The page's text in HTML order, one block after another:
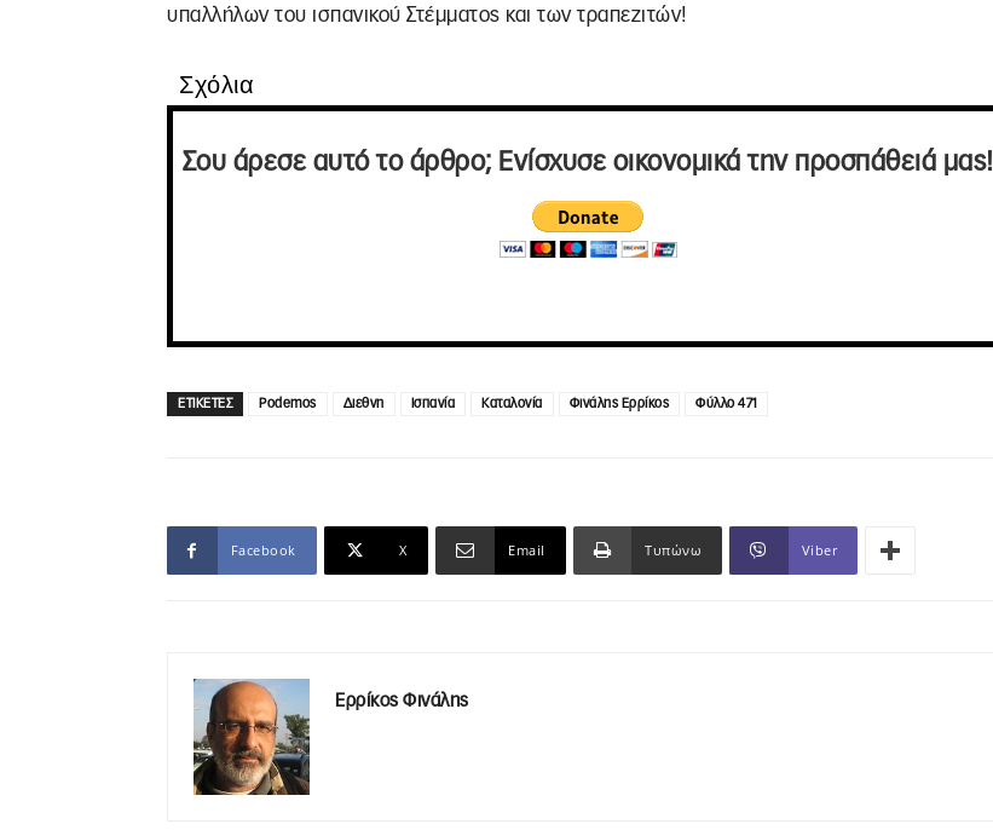
υπαλλήλων του ισπανικού Στέμματος και των τραπεζιτών!
Σχόλια
Σου άρεσε αυτό το άρθρο; Ενίσχυσε οικονομικά την προσπάθειά μας!
ΕΤΙΚΕΤΕΣ Podemos Διεθνη Ισπανία Καταλονία Φινάλης Ερρίκος Φύλλο 471
Facebook X Email Τυπώνω Viber
Ερρίκος Φινάλης